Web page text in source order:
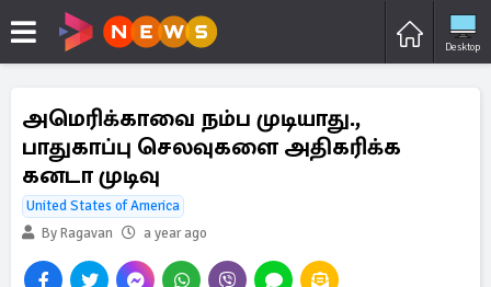
Desktop
அமெரிக்காவை நம்ப முடியாது.,
பாதுகாப்பு செலவுகளை அதிகரிக்க
கனடா முடிவு
United States of America
By Ragavan
a year ago